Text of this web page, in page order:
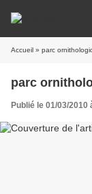
Accueil » parc
parc
Publié le 01/03/2010